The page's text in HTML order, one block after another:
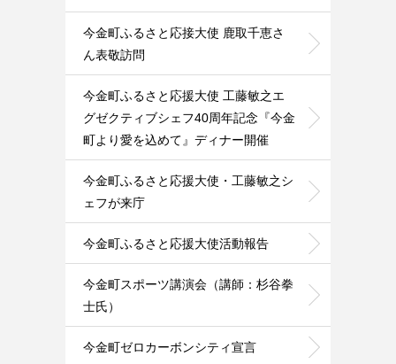
今金町ふるさと応接大使 鹿取千恵さ
ん表敬訪問
今金町ふるさと応援大使 工藤敏之エ
グゼクティブシェフ40周年記念『今金
町より愛を込めて』ディナー開催
今金町ふるさと応援大使・工藤敏之シ
ェフが来庁
今金町ふるさと応援大使活動報告
今金町スポーツ講演会（講師：杉谷拳
士氏）
今金町ゼロカーボンシティ宣言